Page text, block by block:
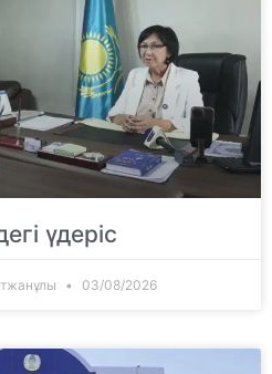
үдеріс
03/08/2026